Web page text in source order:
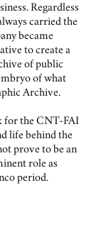
Regardless
carried the
became
to create a
of public
of what
Archive.
for the CNT-FAI
life behind the
prove to be an
role as
period.